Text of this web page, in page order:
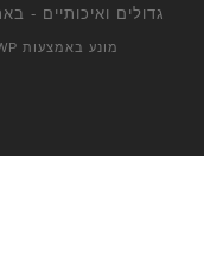
גדולים ואיכותיים -
מונע באמצעות